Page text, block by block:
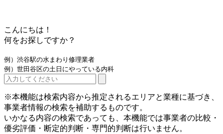
こんにちは！
何をお探しですか？
例）渋谷駅の水まわり修理業者
例）世田谷区の土日にやっている内科
※本機能は検索内容から推定されるエリアと業種に基づき、
事業者情報の検索を補助するものです。
いかなる内容の検索であっても、本機能では事業者の比較・
優劣評価・断定的判断・専門的判断は行いません。